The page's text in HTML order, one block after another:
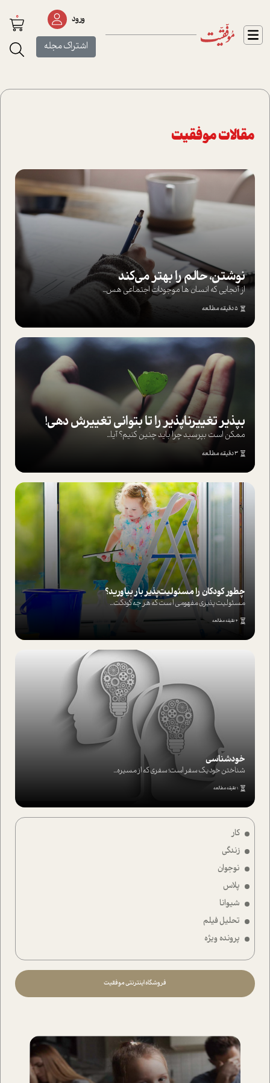
ورود
اشتراک مجله
0
مقالات موفقیت
کار
زندگی
نوجوان
پلاس
شیوانا
تحلیل فیلم
پرونده ویژه
فروشگاه اینترنتی موفقیت
نوشتن، حالم را بهتر می‌کند
از آنجایی که انسان ها موجودات اجتماعی هس...
5 دقیقه مطالعه
بپذير تغييرناپذير را تا بتواني تغييرش دهي!‏
ممکن است بپرسيد چرا بايد چنين کنيم؟ آيا...
3 دقیقه مطالعه
چطور کودکان را مسئولیت‌پذیر بار بیاورید؟
مسئولیت پذیری مفهومی ا ست که هر چه کودکت...
4 دقیقه مطالعه
خودشناسی
شناختن خود یک سفر است؛ سفری که از مسیره...
1 دقیقه مطالعه